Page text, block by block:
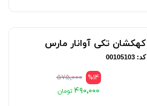
کهکشان تکی آوانار مارس
کد: 00105103
%14 ۵۷۵٬۰۰۰
۴۹۰٬۰۰۰